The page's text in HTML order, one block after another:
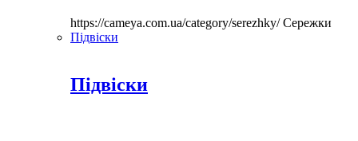
https://cameya.com.ua/category/serezhky/Сережки
Підвіски
Підвіски